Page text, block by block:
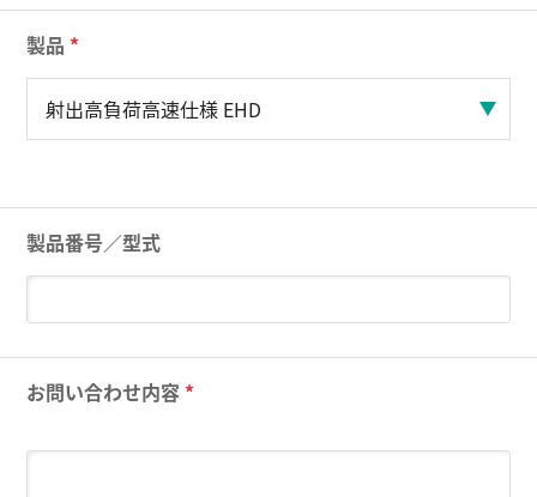
製品 *
製品番号／型式
お問い合わせ内容 *